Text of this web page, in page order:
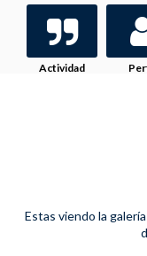
Actividad
Estas viendo la